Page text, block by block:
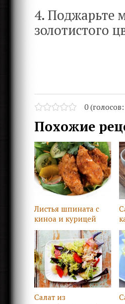
4. Поджарьте
золотистого
0
Похожие
Листья шпината с
киноа и курицей
Салат из